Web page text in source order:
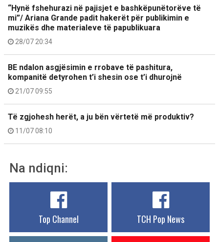
“Hynë fshehurazi në pajisjet e bashkëpunëtorëve të
mi”/ Ariana Grande padit hakerët për publikimin e
muzikës dhe materialeve të papublikuara
28/07 20:34
BE ndalon asgjësimin e rrobave të pashitura,
kompanitë detyrohen t’i shesin ose t’i dhurojnë
21/07 09:55
Të zgjohesh herët, a ju bën vërtetë më produktiv?
11/07 08:10
Na ndiqni:
Top Channel TCH Pop News